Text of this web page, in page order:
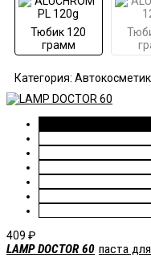
Тюбик 120
грамм
Категория:
409 ₽
LAMP DOCTOR 60 паста